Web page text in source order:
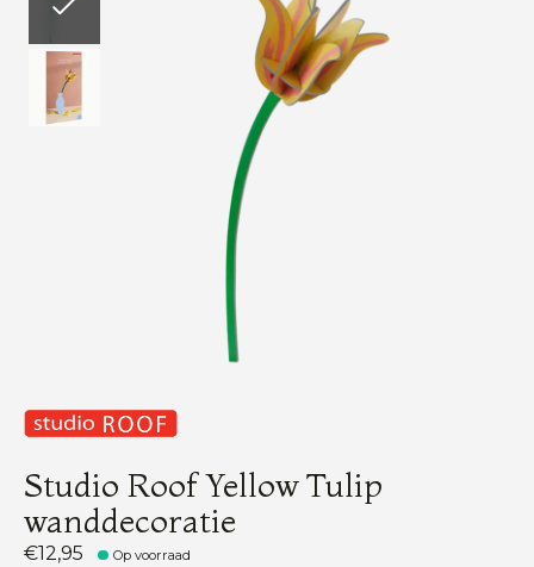
Studio Roof Yellow Tulip
wanddecoratie
€12,95 Op voorraad